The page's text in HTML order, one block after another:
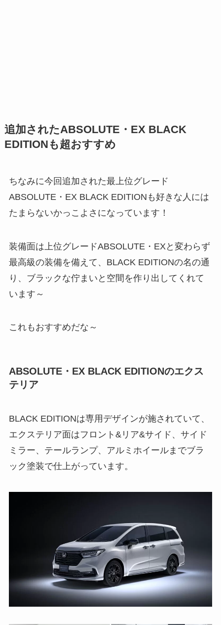
追加されたABSOLUTE・EX BLACK
EDITIONも超おすすめ
ちなみに今回追加された最上位グレード
ABSOLUTE・EX BLACK EDITIONも好きな人には
たまらないかっこよさになっています！
装備面は上位グレードABSOLUTE・EXと変わらず
最高級の装備を備えて、BLACK EDITIONの名の通
り、ブラックな佇まいと空間を作り出してくれて
います～
これもおすすめだな～
ABSOLUTE・EX BLACK EDITIONのエクス
テリア
BLACK EDITIONは専用デザインが施されていて、
エクステリア面はフロント&リア&サイド、サイド
ミラー、テールランプ、アルミホイールまでブラ
ック塗装で仕上がっています。